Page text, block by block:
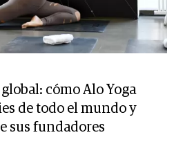
cómo Alo Yoga
de todo el mundo y
sus fundadores